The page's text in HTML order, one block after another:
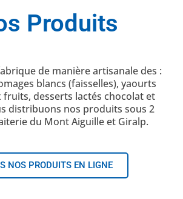
Produits
de manière artisanale des :
blancs (faisselles), yaourts
fruits, desserts lactés chocolat et
distribuons nos produits sous 2
du Mont Aiguille et Giralp.
NOS PRODUITS EN LIGNE